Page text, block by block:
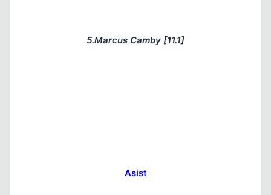
5.Marcus Camby [11.1]
Asist